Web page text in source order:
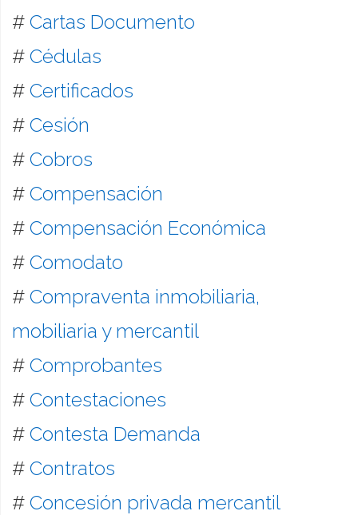
# Cartas Documento
# Cédulas
# Certificados
# Cesión
# Cobros
# Compensación
# Compensación Económica
# Comodato
# Compraventa inmobiliaria,
mobiliaria y mercantil
# Comprobantes
# Contestaciones
# Contesta Demanda
# Contratos
# Concesión privada mercantil